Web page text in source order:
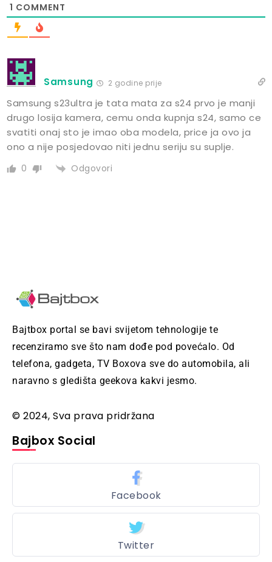
1 COMMENT
Samsung 2 godine prije
Samsung s23ultra je tata mata za s24 prvo je manji
drugo losija kamera, cemu onda kupnja s24, samo ce
svatiti onaj sto je imao oba modela, price ja ovo ja
ono a nije posjedovao niti jednu seriju su suplje.
0 Odgovori
Bajtbox portal se bavi svijetom tehnologije te
recenziramo sve što nam dođe pod povećalo. Od
telefona, gadgeta, TV Boxova sve do automobila, ali
naravno s gledišta geekova kakvi jesmo.
© 2024, Sva prava pridržana
Bajbox Social
Facebook
Twitter